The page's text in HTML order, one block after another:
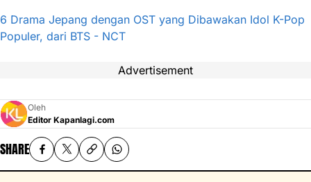
6 Drama Jepang dengan OST yang Dibawakan Idol K-Pop
Populer, dari BTS - NCT
Advertisement
Oleh
Editor Kapanlagi.com
SHARE